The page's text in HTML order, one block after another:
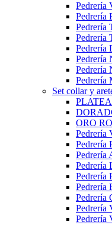
Pedrería
Pedrería
Pedrería
Pedrería
Pedrería
Pedrería
Set collar y
ORO
Pedrería
Pedrería
Pedrería
Pedrería
Pedrería
Pedrería
Pedrería
Pedrería